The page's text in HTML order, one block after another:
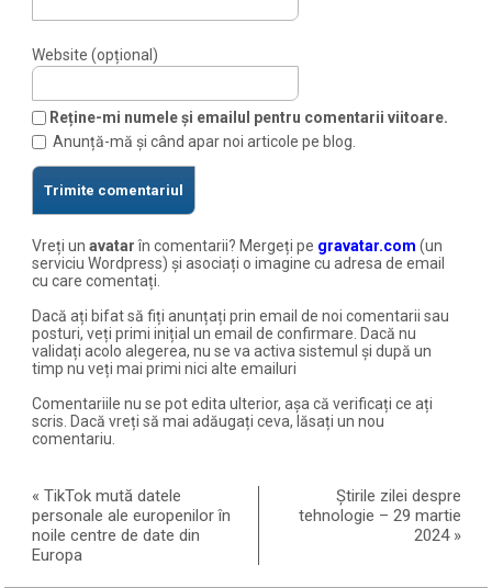
Website (opțional)
Reține-mi numele și emailul pentru comentarii viitoare.
Anunță-mă și când apar noi articole pe blog.
Vreți unavatarîn comentarii? Mergeți pe gravatar.com (un
serviciu Wordpress) și asociați o imagine cu adresa de email
cu care comentați.
Dacă ați bifat să fiți anunțați prin email de noi comentarii sau
posturi, veți primi inițial un email de confirmare. Dacă nu
validați acolo alegerea, nu se va activa sistemul și după un
timp nu veți mai primi nici alte emailuri
Comentariile nu se pot edita ulterior, așa că verificați ce ați
scris. Dacă vreți să mai adăugați ceva, lăsați un nou
comentariu.
«TikTok mută datele
personale ale europenilor în
noile centre de date din
Europa
Știrile zilei despre
tehnologie – 29 martie
2024»